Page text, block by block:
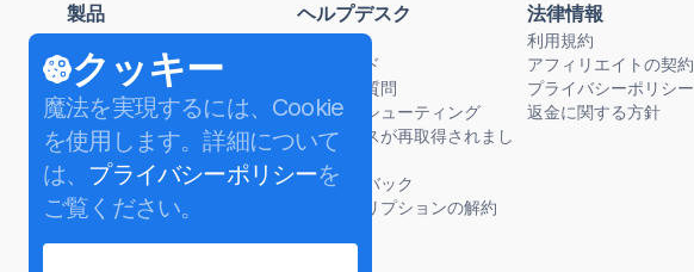
製品
4K Video Downloader Plus
4K Tokkit
4K Stogram
4K YouTube to MP3
4K Image Compressor
4K Video to MP3
4K Slideshow Maker
Download
ヘルプデスク
ハウツー
動画ガイド
よくある質問
トラブルシューティング
ライセンスが再取得されまし
フィードバック
サブスクリプションの解約
法律情報
利用規約
アフィリエイトの契約
プライバシーポリシー
返金に関する方針
クッキー
魔法を実現するには、Cookie
を使用します。詳細について
は、 プライバシーポリシーを
ご覧ください。